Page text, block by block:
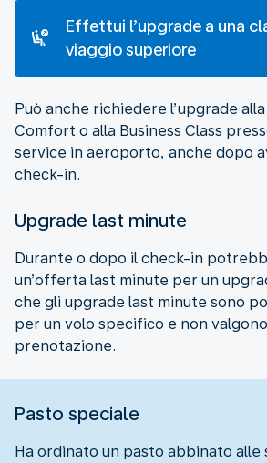
Effettui l’upgrade a una
viaggio superiore
Può anche richiedere l’upgrade
Comfort o alla Business Class
service in aeroporto, anche dopo
check-in.
Upgrade last minute
Durante o dopo il check-in
un’offerta last minute per un
che gli upgrade last minute sono
per un volo specifico e non
prenotazione.
Pasto speciale
Ha ordinato un pasto abbinato alle